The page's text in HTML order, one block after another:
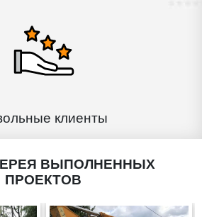
клиенты
ВЫПОЛНЕННЫХ
ПРОЕКТОВ